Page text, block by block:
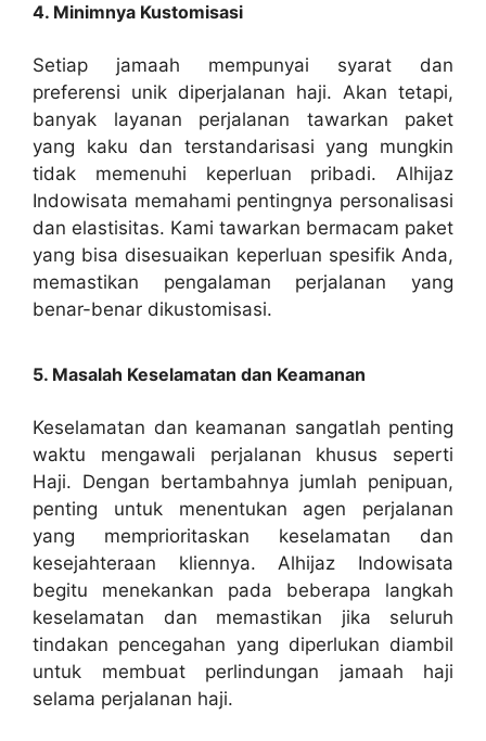
4. Minimnya Kustomisasi
Setiap jamaah mempunyai syarat dan
preferensi unik diperjalanan haji. Akan tetapi,
banyak layanan perjalanan tawarkan paket
yang kaku dan terstandarisasi yang mungkin
tidak memenuhi keperluan pribadi. Alhijaz
Indowisata memahami pentingnya personalisasi
dan elastisitas. Kami tawarkan bermacam paket
yang bisa disesuaikan keperluan spesifik Anda,
memastikan pengalaman perjalanan yang
benar-benar dikustomisasi.
5. Masalah Keselamatan dan Keamanan
Keselamatan dan keamanan sangatlah penting
waktu mengawali perjalanan khusus seperti
Haji. Dengan bertambahnya jumlah penipuan,
penting untuk menentukan agen perjalanan
yang memprioritaskan keselamatan dan
kesejahteraan kliennya. Alhijaz Indowisata
begitu menekankan pada beberapa langkah
keselamatan dan memastikan jika seluruh
tindakan pencegahan yang diperlukan diambil
untuk membuat perlindungan jamaah haji
selama perjalanan haji.